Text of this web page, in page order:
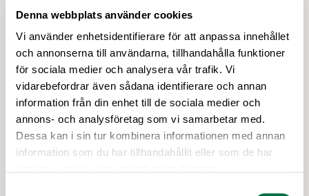
Denna webbplats använder cookies
Vi använder enhetsidentifierare för att anpassa innehållet
och annonserna till användarna, tillhandahålla funktioner
för sociala medier och analysera vår trafik. Vi
vidarebefordrar även sådana identifierare och annan
information från din enhet till de sociala medier och
annons- och analysföretag som vi samarbetar med.
Dessa kan i sin tur kombinera informationen med annan
information som du har tillhandahållit eller som de har
livsmedel ökar är det viktigt att vi har enkla, klara
och tydliga regler kring livsmedelsproduktionen,
både för våra medlemsföretag och för
konsumenterna.